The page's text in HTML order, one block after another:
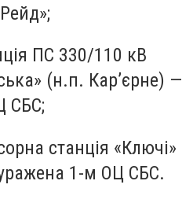
ПС 330/110 кВ
(н.п. Кар’єрне) —
СБС;
станція «Ключі»
1-м ОЦ СБС.